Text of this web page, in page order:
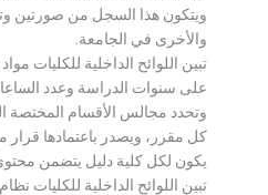
ويتكون هذا السجل من صورتين
والأخرى في الجامعة.
تبين اللوائح الداخلية للكليات
على سنوات الدراسة وعدد
وتحدد مجالس الأقسام
كل مقرر، ويصدر باعتمادها قرار
يكون لكل كلية دليل يتضمن
تبين اللوائح الداخلية للكليات